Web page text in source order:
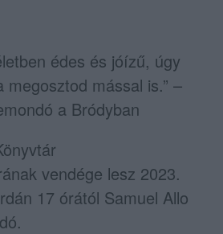
édes és jóízű, úgy
mással is.” –
a Bródyban
vendége lesz 2023.
17 órától Samuel Allo